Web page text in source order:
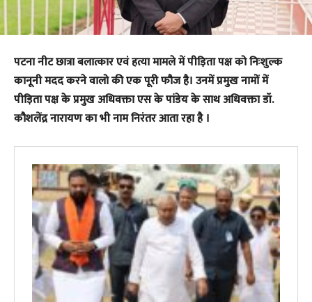
पटना नीट छात्रा बलात्कार एवं हत्या मामले में पीड़िता पक्ष को निःशुल्क
कानूनी मदद करने वालो की एक पूरी फौज है। उनमें प्रमुख नामों में
पीड़िता पक्ष के प्रमुख अधिवक्ता एस के पांडेय के साथ अधिवक्ता डॉ.
कौशलेंद्र नारायण का भी नाम निरंतर आता रहा है ।